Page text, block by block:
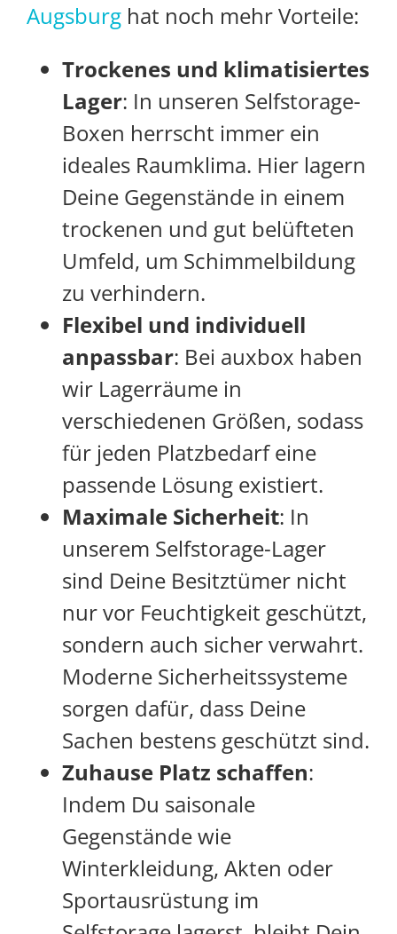
Augsburg hat noch mehr Vorteile:
Trockenes und klimatisiertes
Lager: In unseren Selfstorage-
Boxen herrscht immer ein
ideales Raumklima. Hier lagern
Deine Gegenstände in einem
trockenen und gut belüfteten
Umfeld, um Schimmelbildung
zu verhindern.
Flexibel und individuell
anpassbar: Bei auxbox haben
wir Lagerräume in
verschiedenen Größen, sodass
für jeden Platzbedarf eine
passende Lösung existiert.
Maximale Sicherheit: In
unserem Selfstorage-Lager
sind Deine Besitztümer nicht
nur vor Feuchtigkeit geschützt,
sondern auch sicher verwahrt.
Moderne Sicherheitssysteme
sorgen dafür, dass Deine
Sachen bestens geschützt sind.
Zuhause Platz schaffen:
Indem Du saisonale
Gegenstände wie
Winterkleidung, Akten oder
Sportausrüstung im